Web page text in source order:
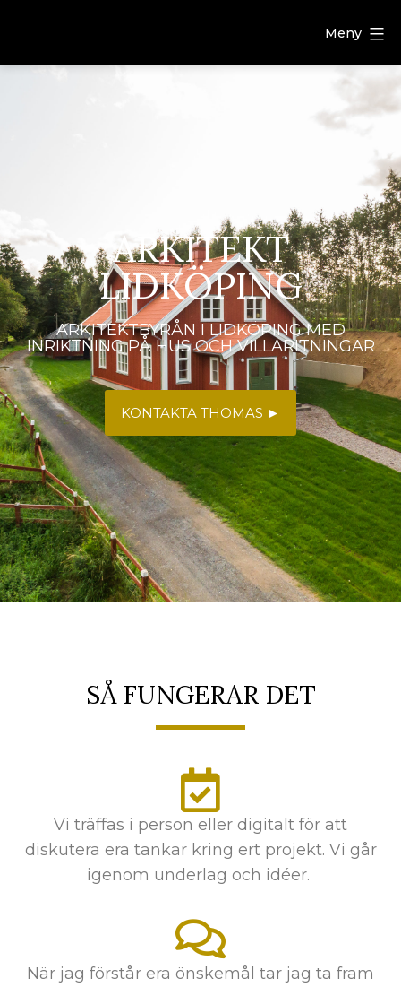
Meny
ARKITEKT
LIDKÖPING
ARKITEKTBYRÅN I LIDKÖPING MED
INRIKTNING PÅ HUS OCH VILLARITNINGAR
KONTAKTA THOMAS ►
SÅ FUNGERAR DET
Vi träffas i person eller digitalt för att
diskutera era tankar kring ert projekt. Vi går
igenom underlag och idéer.
När jag förstår era önskemål tar jag ta fram